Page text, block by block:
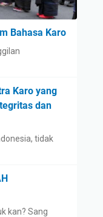
Bahasa Karo
Karo yang
dan
tidak
kan? Sang